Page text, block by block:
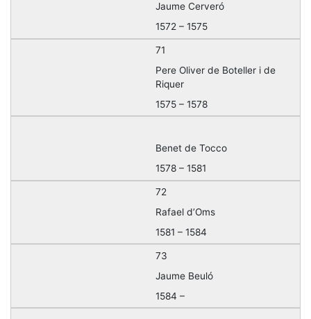
Jaume Cerveró
1572 – 1575
71
Pere Oliver de Boteller i de
Riquer
1575 – 1578
Benet de Tocco
1578 – 1581
72
Rafael d’Oms
1581 – 1584
73
Jaume Beuló
1584 –